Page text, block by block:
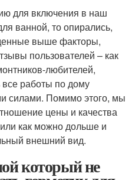
для включения в наш
ванной, то опирались,
выше факторы,
пользователей – как
любителей,
работы по дому
силами. Помимо этого, мы
цены и качества
как можно дольше и
внешний вид.
который не